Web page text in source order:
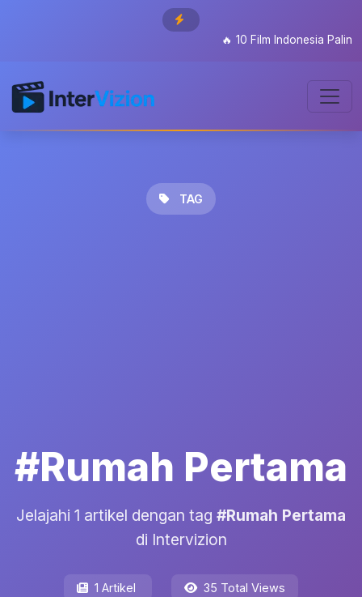
10 Film Indonesia Paling
TAG
#Rumah Pertama
Jelajahi 1 artikel dengan tag #Rumah Pertama
di Intervizion
1 Artikel 35 Total Views